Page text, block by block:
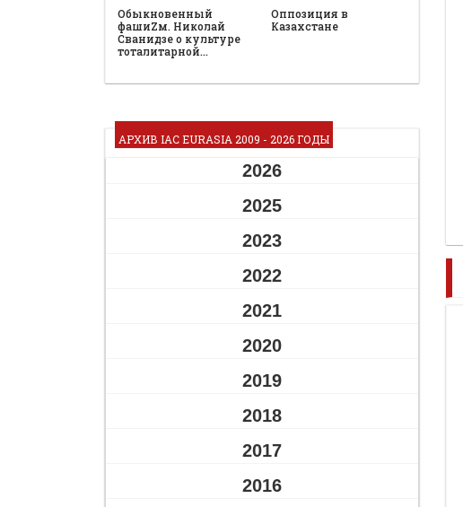
Обыкновенный
фашиZм. Николай
Сванидзе о культуре
тоталитарной…
Оппозиция в
Казахстане
АРХИВ IAC EURASIA 2009 - 2026 ГОДЫ
2026
2025
2023
2022
2021
2020
2019
2018
2017
2016